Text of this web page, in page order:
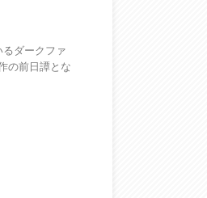
ダークファ
の前日譚とな